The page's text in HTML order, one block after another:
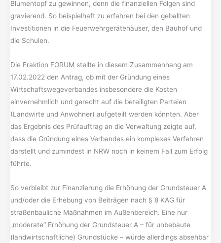
Blumentopf zu gewinnen, denn die finanziellen Folgen sind
gravierend. So beispielhaft zu erfahren bei den geballten
Investitionen in die Feuerwehrgerätehäuser, den Bauhof und
die Schulen.
Die Fraktion FORUM stellte in diesem Zusammenhang am
17.02.2022 den Antrag, ob mit der Gründung eines
Wirtschaftswegeverbandes insbesondere die Kosten
einvernehmlich und gerecht auf die beteiligten Parteien
(Landwirte und Anwohner) aufgeteilt werden könnten. Aber
das Ergebnis des Prüfauftrag an die Verwaltung zeigte auf,
dass die Gründung eines Verbandes ein komplexes Verfahren
darstellt und zumindest in NRW noch in keinem Fall zum Erfolg
führte.
So verbleibt zur Finanzierung die Erhöhung der Grundsteuer A
und/oder die Erhebung von Beiträgen nach § 8 KAG für
straßenbauliche Maßnahmen im Außenbereich. Eine nur
„moderate“ Erhöhung der Grundsteuer A – für unbebaute
(landwirtschaftliche) Grundstücke – würde allerdings absehbar